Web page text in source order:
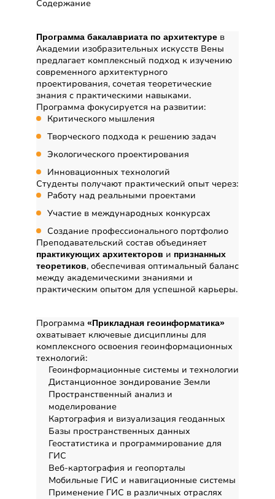
Содержание
Программа бакалавриата по архитектуре в
Академии изобразительных искусств Вены
предлагает комплексный подход к изучению
современного архитектурного
проектирования, сочетая теоретические
знания с практическими навыками.
Программа фокусируется на развитии:
Критического мышления
Творческого подхода к решению задач
Экологического проектирования
Инновационных технологий
Студенты получают практический опыт через:
Работу над реальными проектами
Участие в международных конкурсах
Создание профессионального портфолио
Преподавательский состав объединяет
практикующих архитекторов и признанных
теоретиков, обеспечивая оптимальный баланс
между академическими знаниями и
практическим опытом для успешной карьеры.
Программа «Прикладная геоинформатика»
охватывает ключевые дисциплины для
комплексного освоения геоинформационных
технологий:
Геоинформационные системы и технологии
Дистанционное зондирование Земли
Пространственный анализ и
моделирование
Картография и визуализация геоданных
Базы пространственных данных
Геостатистика и программирование для
ГИС
Веб-картография и геопорталы
Мобильные ГИС и навигационные системы
Применение ГИС в различных отраслях